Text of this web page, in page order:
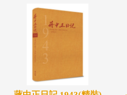
黨分子接觸，儘管被偵訊的
係，但並不知他的身分，未
令從事組織宣傳活動，更與
上叛亂，但對統治者而言，
犯了不可饒恕的重罪，成為
據，縱使只是隨意寫個自傳